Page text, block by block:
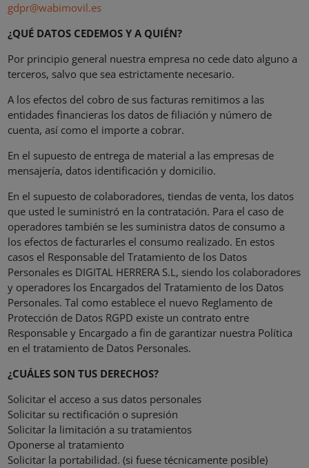
gdpr@wabimovil.es
¿QUÉ DATOS CEDEMOS Y A QUIÉN?
Por principio general nuestra empresa no cede dato alguno a
terceros, salvo que sea estrictamente necesario.
A los efectos del cobro de sus facturas remitimos a las
entidades financieras los datos de filiación y número de
cuenta, así como el importe a cobrar.
En el supuesto de entrega de material a las empresas de
mensajería, datos identificación y domicilio.
En el supuesto de colaboradores, tiendas de venta, los datos
que usted le suministró en la contratación. Para el caso de
operadores también se les suministra datos de consumo a
los efectos de facturarles el consumo realizado. En estos
casos el Responsable del Tratamiento de los Datos
Personales es DIGITAL HERRERA S.L, siendo los colaboradores
y operadores los Encargados del Tratamiento de los Datos
Personales. Tal como establece el nuevo Reglamento de
Protección de Datos RGPD existe un contrato entre
Responsable y Encargado a fin de garantizar nuestra Política
en el tratamiento de Datos Personales.
¿CUÁLES SON TUS DERECHOS?
Solicitar el acceso a sus datos personales
Solicitar su rectificación o supresión
Solicitar la limitación a su tratamientos
Oponerse al tratamiento
Solicitar la portabilidad. (si fuese técnicamente posible)